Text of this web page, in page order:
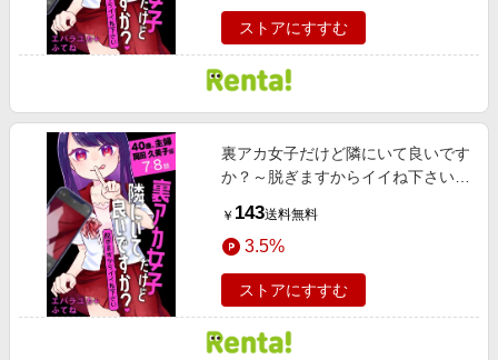
ストアにすすむ
裏アカ女子だけど隣にいて良いです
か？～脱ぎますからイイね下さい～
子編 第7・8話
￥ 143送料無料
3.5%
ストアにすすむ